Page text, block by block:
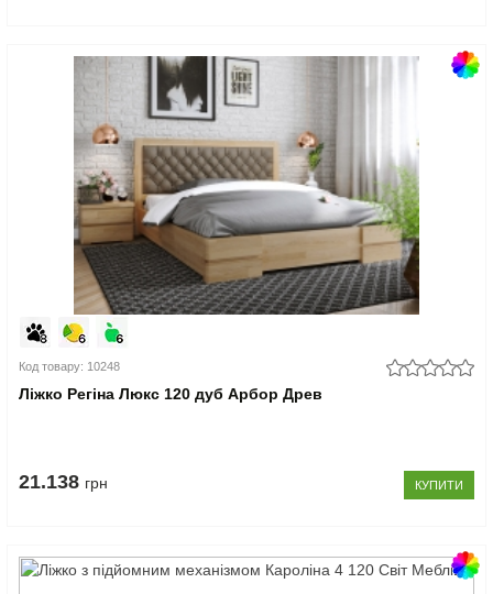
Код товару: 10248
Ліжко Регіна Люкс 120 дуб Арбор Древ
21.138 грн КУПИТИ